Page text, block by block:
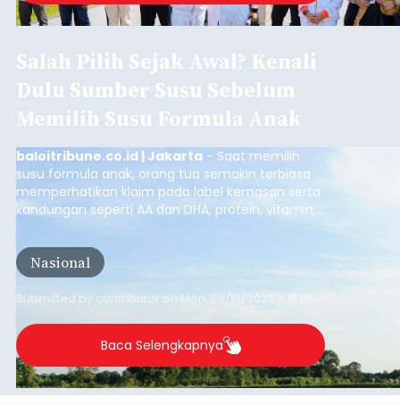
Salah Pilih Sejak Awal? Kenali
Dulu Sumber Susu Sebelum
Memilih Susu Formula Anak
baloitribune.co.id | Jakarta - Saat memilih
susu formula anak, orang tua semakin terbiasa
memperhatikan klaim pada label kemasan serta
kandungan seperti AA dan DHA, protein, vitamin,
yang belum banyak dicermati adalah dari mana
sumber susu yang digunakan.
Nasional
Submitted by contributor on Mon, 08/10/2026 - 15:05
Baca Selengkapnya